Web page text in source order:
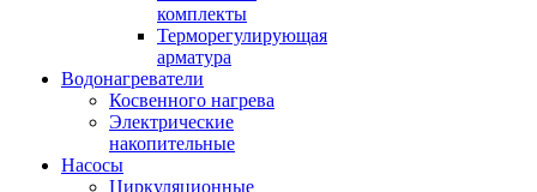
комплекты
Терморегулирующая
арматура
Водонагреватели
Косвенного нагрева
Электрические
накопительные
Насосы
Циркуляционные